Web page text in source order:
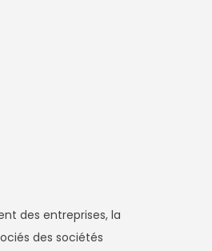
des entreprises, la
des sociétés